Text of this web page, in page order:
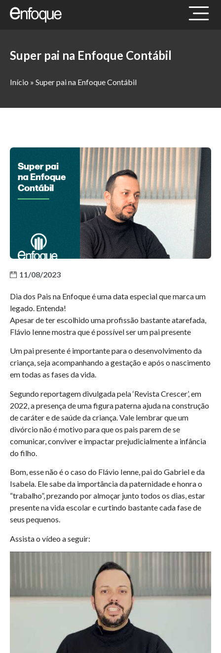
Super pai na Enfoque Contábil
Início » Super pai na Enfoque Contábil
11/08/2023
Dia dos Pais na Enfoque é uma data especial que marca um
legado. Entenda!
Apesar de ter escolhido uma profissão bastante atarefada,
Flávio Ienne mostra que é possível ser um pai presente
Um pai presente é importante para o desenvolvimento da
criança, seja acompanhando a gestação e após o nascimento
em todas as fases da vida.
Segundo reportagem divulgada pela ‘Revista Crescer’, em
2022, a presença de uma figura paterna ajuda na construção
de caráter e de saúde da criança. Vale lembrar que um
divórcio não é motivo para que os pais parem de se
comunicar, conviver e impactar prejudicialmente a infância
do filho.
Bom, esse não é o caso do Flávio Ienne, pai do Gabriel e da
Isabela. Ele sabe da importância da paternidade e honra o
“trabalho”, prezando por almoçar junto todos os dias, estar
presente na vida escolar e curtindo bastante cada fase de
seus pequenos.
Assista o vídeo a seguir: